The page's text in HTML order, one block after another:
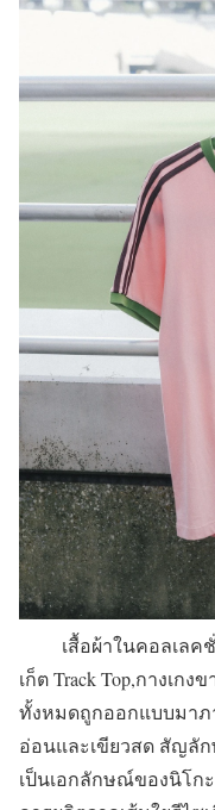
เสื้อผ้าในคอลเลคชั่น
เก็ต Track Top,กางเก
ทั้งหมดถูกออกแบบมาภ
อ่อนและเขียวสด สัญลั
เป็นเอกลักษณ์ของนิโกะ